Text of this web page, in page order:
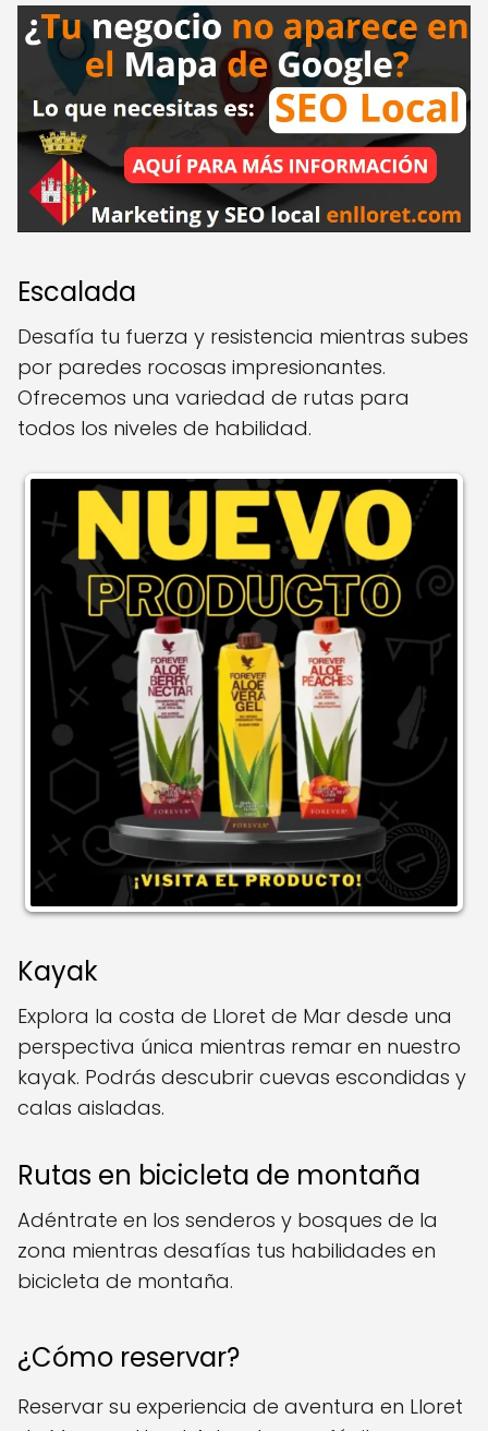
Escalada
Desafía tu fuerza y resistencia mientras subes
por paredes rocosas impresionantes.
Ofrecemos una variedad de rutas para
todos los niveles de habilidad.
Kayak
Explora la costa de Lloret de Mar desde una
perspectiva única mientras remar en nuestro
kayak. Podrás descubrir cuevas escondidas y
calas aisladas.
Rutas en bicicleta de montaña
Adéntrate en los senderos y bosques de la
zona mientras desafías tus habilidades en
bicicleta de montaña.
¿Cómo reservar?
Reservar su experiencia de aventura en Lloret